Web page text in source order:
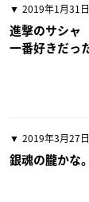
2019年1月31
進撃のサシャ
一番好きだっ
2019年3月27
銀魂の朧かな